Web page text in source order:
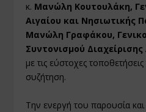
κ. Μανώλη Κουτουλάκη,
Αιγαίου και Νησιωτικής
Μανώλη Γραφάκου,
Συντονισμού
με τις εύστοχες
συζήτηση.
Την ενεργή του παρουσία και